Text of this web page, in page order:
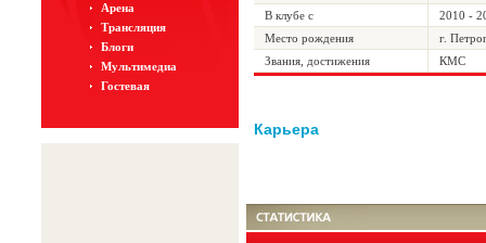
Арена
Трансляция
Блоги
Мультимедиа
Гостевая
В клубе с
2010 -
Место рождения
г.
Звания, достижения
КМС
Карьера